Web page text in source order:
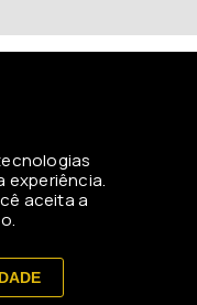
experiência.
aceita a